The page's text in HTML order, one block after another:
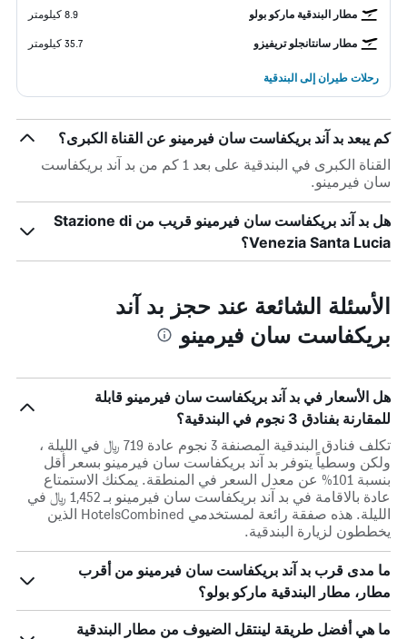
مطار البندقية ماركو بولو 8.9 كيلومتر
مطار سانتانجلو تريفيزو 35.7 كيلومتر
رحلات طيران إلى البندقية
كم يبعد بد آند بريكفاست سان فيرمينو عن القناة الكبرى؟
القناة الكبرى في البندقية على بعد 1 كم من بد آند بريكفاست
سان فيرمينو.
هل بد آند بريكفاست سان فيرمينو قريب من Stazione di
Venezia Santa Lucia؟
الأسئلة الشائعة عند حجز بد آند
بريكفاست سان فيرمينو
هل الأسعار في بد آند بريكفاست سان فيرمينو قابلة
للمقارنة بفنادق 3 نجوم في البندقية؟
تكلف فنادق البندقية المصنفة 3 نجوم عادة 719 ﷼ في الليلة ،
ولكن وسطياً يتوفر بد آند بريكفاست سان فيرمينو بسعر أقل
بنسبة 101% عن معدل السعر في المنطقة. يمكنك الاستمتاع
عادة بالاقامة في بد آند بريكفاست سان فيرمينو بـ 1,452 ﷼ في
الليلة. هذه صفقة رائعة لمستخدمي HotelsCombined الذين
يخططون لزيارة البندقية.
ما مدى قرب بد آند بريكفاست سان فيرمينو من أقرب
مطار، مطار البندقية ماركو بولو؟
ما هي أفضل طريقة لينتقل الضيوف من مطار البندقية